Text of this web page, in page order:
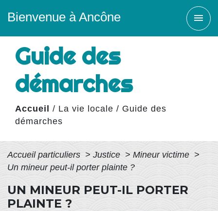
Bienvenue à Ancône menu
Guide des
démarches
Accueil / La vie locale / Guide des
démarches
Accueil particuliers > Justice > Mineur victime >
Un mineur peut-il porter plainte ?
UN MINEUR PEUT-IL PORTER
PLAINTE ?